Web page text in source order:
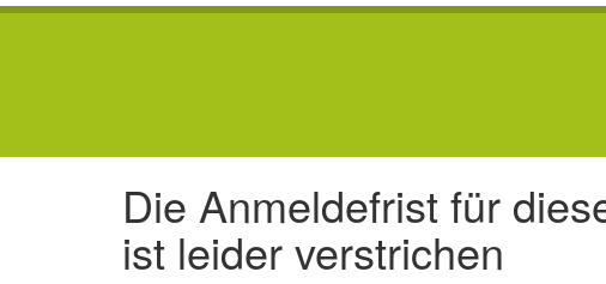
Die Anmeldefrist für
ist leider verstrichen